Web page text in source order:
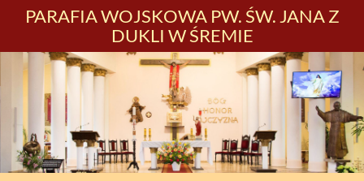
PARAFIA WOJSKOWA PW. ŚW. JANA Z
DUKLI W ŚREMIE